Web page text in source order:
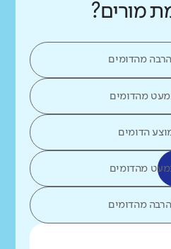
מורים?
מהדומים
מהדומים
הדומים
מהדומים
מהדומים